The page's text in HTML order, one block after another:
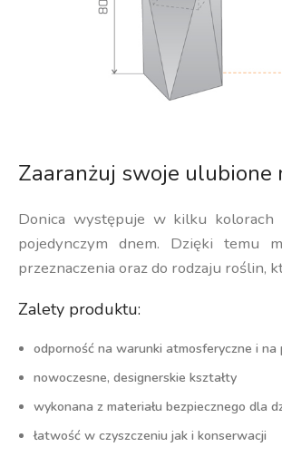
Zaaranżuj swoje ulubione
Donica występuje w kilku
pojedynczym dnem. Dzięki temu
przeznaczenia oraz do rodzaju roślin,
Zalety produktu:
odporność na warunki atmosferyczne i na
nowoczesne, designerskie kształty
wykonana z materiału bezpiecznego dla
łatwość w czyszczeniu jak i konserwacji